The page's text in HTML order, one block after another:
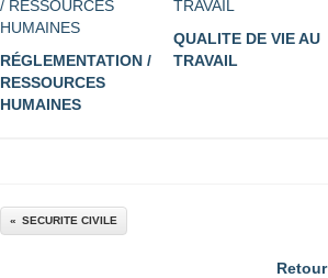
RÉGLEMENTATION /
RESSOURCES
HUMAINES
QUALITE DE VIE AU
TRAVAIL
SECURITE CIVILE